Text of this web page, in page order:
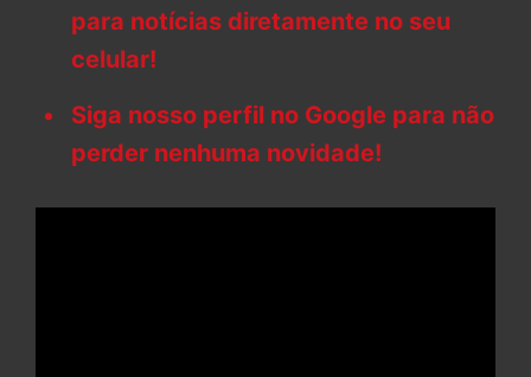
para notícias diretamente no seu
celular!
Siga nosso perfil no Google para não
perder nenhuma novidade!